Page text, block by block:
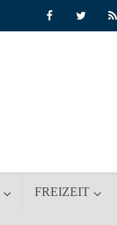
FREIZEIT